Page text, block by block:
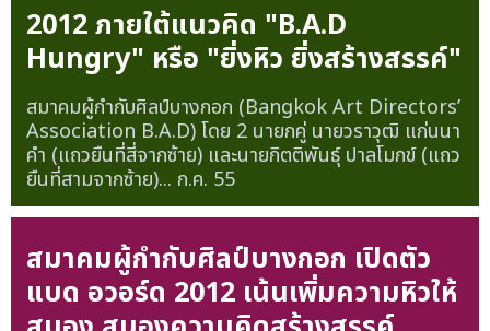
2012 ภายใต้แนวคิด "B.A.D
Hungry" หรือ "ยิ่งหิว ยิ่งสร้างสรรค์"
สมาคมผู้กำกับศิลป์บางกอก (Bangkok Art Directors’
Association B.A.D) โดย 2 นายกคู่ นายวราวุฒิ แก่นนา
คำ (แถวยืนที่สี่จากซ้าย) และนายกิตติพันธุ์ ปาลโมกข์ (แถว
ยืนที่สามจากซ้าย)... ก.ค. 55
สมาคมผู้กำกับศิลป์บางกอก เปิดตัว
แบด อวอร์ด 2012 เน้นเพิ่มความหิวให้